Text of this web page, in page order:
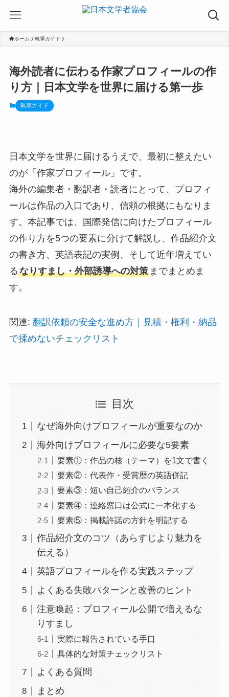
ホーム 執筆ガイド
海外読者に伝わる作家プロフィールの作
り方｜日本文学を世界に届ける第一歩
執筆ガイド
日本文学を世界に届けるうえで、最初に整えたい
のが「作家プロフィール」です。
海外の編集者・翻訳者・読者にとって、プロフィ
ールは作品の入口であり、信頼の根拠にもなりま
す。本記事では、国際発信に向けたプロフィール
の作り方を5つの要素に分けて解説し、作品紹介文
の書き方、英語表記の実例、そして近年増えてい
るなりすまし・外部誘導への対策までまとめま
す。
関連: 翻訳依頼の安全な進め方｜見積・権利・納品
で揉めないチェックリスト
目次
なぜ海外向けプロフィールが重要なのか
海外向けプロフィールに必要な5要素
要素①：作品の核（テーマ）を1文で書く
要素②：代表作・受賞歴の英語併記
要素③：短い自己紹介のバランス
要素④：連絡窓口は公式に一本化する
要素⑤：掲載許諾の方針を明記する
作品紹介文のコツ（あらすじより魅力を
伝える）
英語プロフィールを作る実践ステップ
よくある失敗パターンと改善のヒント
注意喚起：プロフィール公開で増えるな
りすまし
実際に報告されている手口
具体的な対策チェックリスト
よくある質問
まとめ